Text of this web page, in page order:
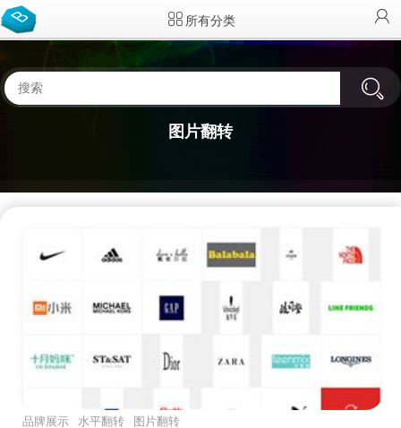
所有分类
图片翻转
品牌展示 水平翻转 图片翻转